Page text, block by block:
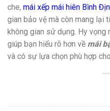
che, mái xếp mái hiên Bình
gian bảo vệ mà còn mang lại
không gian sử dụng. Hy vọng
giúp bạn hiểu rõ hơn về mái
và có sự lựa chọn phù hợp